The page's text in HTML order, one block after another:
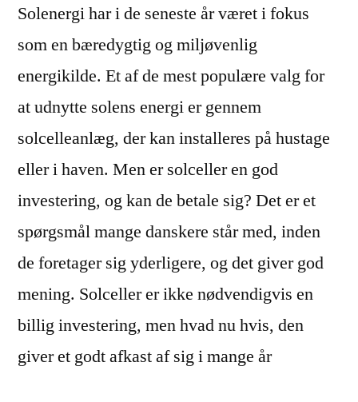
en
investering?
Solenergi har i de seneste år været i fokus
som en bæredygtig og miljøvenlig
energikilde. Et af de mest populære valg for
at udnytte solens energi er gennem
solcelleanlæg, der kan installeres på hustage
eller i haven. Men er solceller en god
investering, og kan de betale sig? Det er et
spørgsmål mange danskere står med, inden
de foretager sig yderligere, og det giver god
mening. Solceller er ikke nødvendigvis en
billig investering, men hvad nu hvis, den
giver et godt afkast af sig i mange år